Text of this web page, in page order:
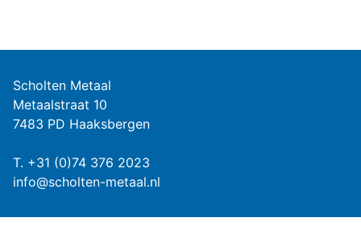
Scholten Metaal
Metaalstraat 10
7483 PD Haaksbergen
T. +31 (0)74 376 2023
info@scholten-metaal.nl